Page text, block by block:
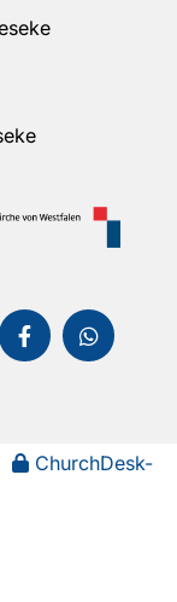
Geseke
ChurchDesk-